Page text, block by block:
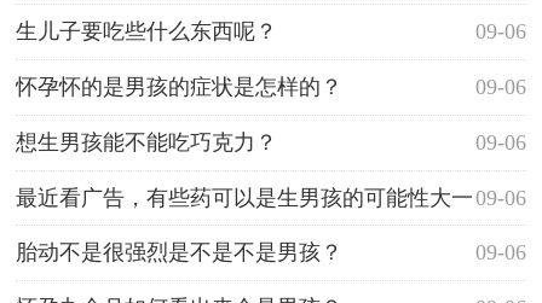
09-06
生儿子要吃些什么东西呢？
09-06
怀孕怀的是男孩的症状是怎样的？
09-06
想生男孩能不能吃巧克力？
09-06
最近看广告，有些药可以是生男孩的可能性大一
些，是不是真的？ 09-06
胎动不是很强烈是不是不是男孩？